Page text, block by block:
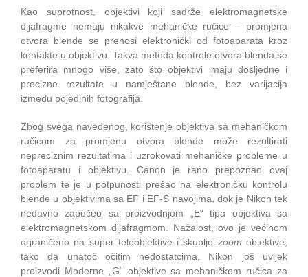
Kao suprotnost, objektivi koji sadrže elektromagnetske
dijafragme nemaju nikakve mehaničke ručice – promjena
otvora blende se prenosi elektronički od fotoaparata kroz
kontakte u objektivu. Takva metoda kontrole otvora blenda se
preferira mnogo više, zato što objektivi imaju dosljedne i
precizne rezultate u namještane blende, bez varijacija
između pojedinih fotografija.
Zbog svega navedenog, korištenje objektiva sa mehaničkom
ručicom za promjenu otvora blende može rezultirati
nepreciznim rezultatima i uzrokovati mehaničke probleme u
fotoaparatu i objektivu. Canon je rano prepoznao ovaj
problem te je u potpunosti prešao na elektroničku kontrolu
blende u objektivima sa EF i EF-S navojima, dok je Nikon tek
nedavno započeo sa proizvodnjom „E“ tipa objektiva sa
elektromagnetskom dijafragmom. Nažalost, ovo je većinom
ograničeno na super teleobjektive i skuplje zoom objektive,
tako da unatoč očitim nedostatcima, Nikon još uvijek
proizvodi Moderne „G“ objektive sa mehaničkom ručica za